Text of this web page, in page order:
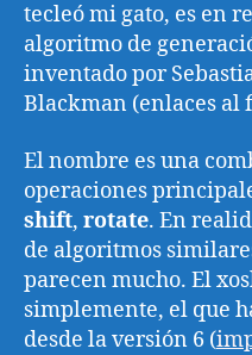
tecleó mi gato, es en
algoritmo de
inventado por
Blackman (enlaces al
El nombre es una
operaciones
shift, rotate. En
de algoritmos
parecen mucho. El
simplemente, el que
desde la versión 6 (